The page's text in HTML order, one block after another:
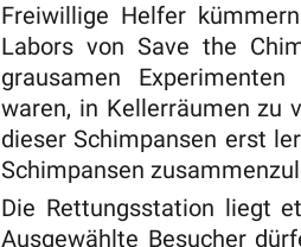
Freiwillige Helfer
Labors von Save the
grausamen
waren, in Kellerräumen zu
dieser Schimpansen erst
Schimpansen
Die Rettungsstation liegt
Ausgewählte Besucher